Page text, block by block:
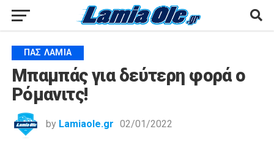
ΠΑΣ ΛΑΜΊΑ
Μπαμπάς για δεύτερη φορά ο
Ρόμανιτς!
by Lamiaole.gr 02/01/2022